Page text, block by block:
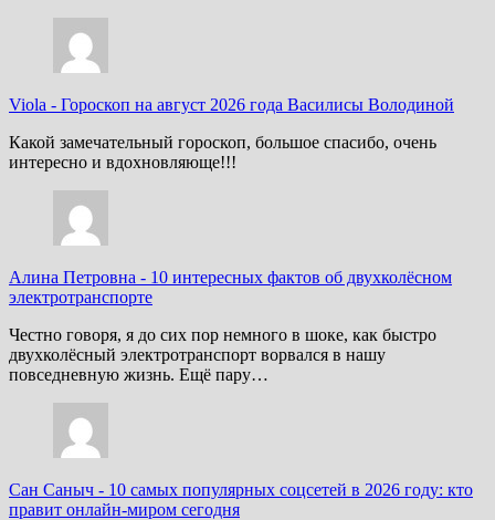
Viola - Гороскоп на август 2026 года Василисы Володиной
Какой замечательный гороскоп, большое спасибо, очень
интересно и вдохновляюще!!!
Алина Петровна - 10 интересных фактов об двухколёсном
электротранспорте
Честно говоря, я до сих пор немного в шоке, как быстро
двухколёсный электротранспорт ворвался в нашу
повседневную жизнь. Ещё пару…
Сан Саныч - 10 самых популярных соцсетей в 2026 году: кто
правит онлайн-миром сегодня